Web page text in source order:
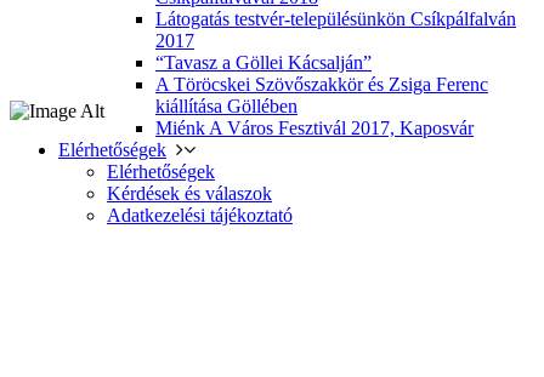
Látogatás testvér-településünkön Csíkpálfalván
2017
“Tavasz a Göllei Kácsalján”
A Töröcskei Szövőszakkör és Zsiga Ferenc
kiállítása Göllében
Miénk A Város Fesztivál 2017, Kaposvár
Elérhetőségek
Elérhetőségek
Kérdések és válaszok
Adatkezelési tájékoztató